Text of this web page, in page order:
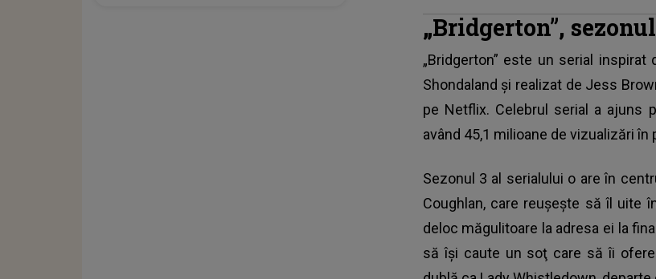
„Bridgerton”,
„Bridgerton” este un serial inspirat
Shondaland şi realizat de Jess
pe Netflix. Celebrul serial a ajuns
având 45,1 milioane de vizualizări
Sezonul 3 al serialului o are în
Coughlan, care reuşeşte să îl uite
deloc măgulitoare la adresa ei la
să îşi caute un soţ care să îi